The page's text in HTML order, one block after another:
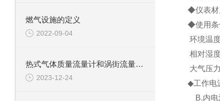
燃气设施的定义
2022-09-04
热式气体质量流量计和涡街流量计的区别有哪些
2023-12-24
◆仪表材
◆使用条
环境温
相对湿
大气压
◆工作电
B.内电